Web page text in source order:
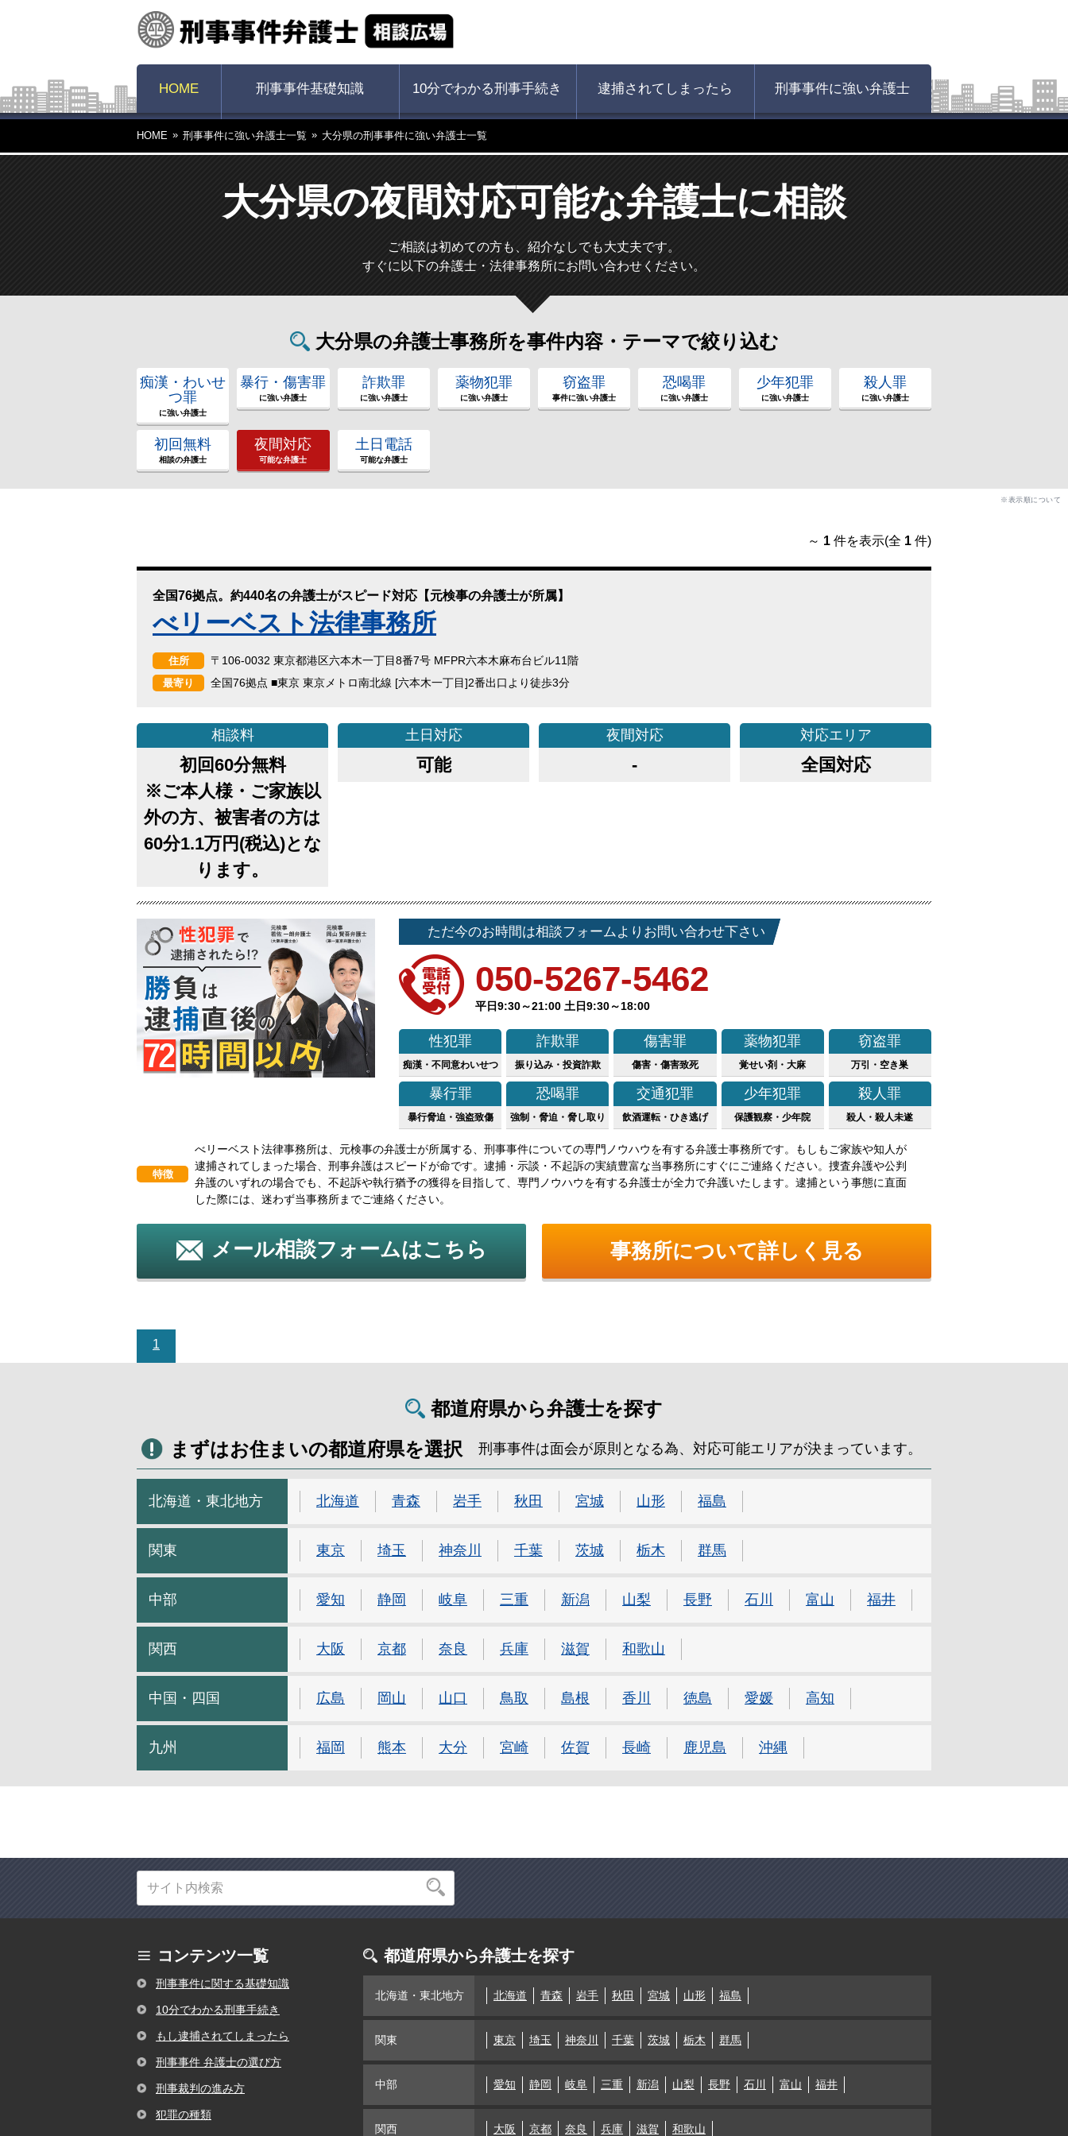
HOME 刑事事件基礎知識 10分でわかる刑事手続き 逮捕されてしまったら 刑事事件に強い弁護士
HOME 刑事事件に強い弁護士一覧 大分県の刑事事件に強い弁護士一覧
大分県の夜間対応可能な弁護士に相談
ご相談は初めての方も、紹介なしでも大丈夫です。
すぐに以下の弁護士・法律事務所にお問い合わせください。
大分県の弁護士事務所を事件内容・テーマで絞り込む
痴漢・わいせ
つ罪
に強い弁護士
暴行・傷害罪
に強い弁護士
詐欺罪
に強い弁護士
薬物犯罪
に強い弁護士
窃盗罪
事件に強い弁護士
恐喝罪
に強い弁護士
少年犯罪
に強い弁護士
殺人罪
に強い弁護士
初回無料
相談の弁護士
夜間対応
可能な弁護士
土日電話
可能な弁護士
※表示順について
～ 1 件を表示(全 1 件)
全国76拠点。約440名の弁護士がスピード対応【元検事の弁護士が所属】
べリーベスト法律事務所
住所 〒106-0032 東京都港区六本木一丁目8番7号 MFPR六本木麻布台ビル11階
最寄り 全国76拠点 ■東京 東京メトロ南北線 [六本木一丁目]2番出口より徒歩3分
相談料
初回60分無料
※ご本人様・ご家族以
外の方、被害者の方は
60分1.1万円(税込)とな
ります。
土日 対応
可能
夜間対応
-
対応エリア
全国対応
050-5267-5462
ただ今のお時間は相談フォームよりお問い合わせ下さい
平日9:30～21:00 土日9:30～18:00
性犯罪
痴漢・不同意わいせつ
詐欺罪
振り込み・投資詐欺
傷害罪
傷害・傷害致死
薬物犯罪
覚せい剤・大麻
窃盗罪
万引・空き巣
暴行罪
暴行脅迫・強盗致傷
恐喝罪
強制・脅迫・脅し取り
交通犯罪
飲酒運転・ひき逃げ
少年犯罪
保護観察・少年院
殺人罪
殺人・殺人未遂
特徴
べリーベスト法律事務所は、元検事の弁護士が所属する、刑事事件についての専門ノウハウを有する弁護士事務所です。もしもご家族や知人が
逮捕されてしまった場合、刑事弁護はスピードが命です。逮捕・示談・不起訴の実績豊富な当事務所にすぐにご連絡ください。捜査弁護や公判
弁護のいずれの場合でも、不起訴や執行猶予の獲得を目指して、専門ノウハウを有する弁護士が全力で弁護いたします。逮捕という事態に直面
した際には、迷わず当事務所までご連絡ください。
メール相談フォームはこちら 事務所について詳しく見る
1
都道府県から弁護士を探す
まずはお住まいの都道府県を選択
刑事事件は面会が原則となる為、対応可能エリアが決まっています。
北海道・東北地方 北海道 青森 岩手 秋田 宮城 山形 福島
関東 東京 埼玉 神奈川 千葉 茨城 栃木 群馬
中部 愛知 静岡 岐阜 三重 新潟 山梨 長野 石川 富山 福井
関西 大阪 京都 奈良 兵庫 滋賀 和歌山
中国・四国 広島 岡山 山口 鳥取 島根 香川 徳島 愛媛 高知
九州 福岡 熊本 大分 宮崎 佐賀 長崎 鹿児島 沖縄
コンテンツ一覧
刑事事件に関する基礎知識
10分でわかる刑事手続き
もし逮捕されてしまったら
刑事事件 弁護士の選び方
刑事裁判の進み方
犯罪の種類
都道府県から弁護士を探す
北海道・東北地方 北海道 青森 岩手 秋田 宮城 山形 福島
関東 東京 埼玉 神奈川 千葉 茨城 栃木 群馬
中部 愛知 静岡 岐阜 三重 新潟 山梨 長野 石川 富山 福井
関西 大阪 京都 奈良 兵庫 滋賀 和歌山